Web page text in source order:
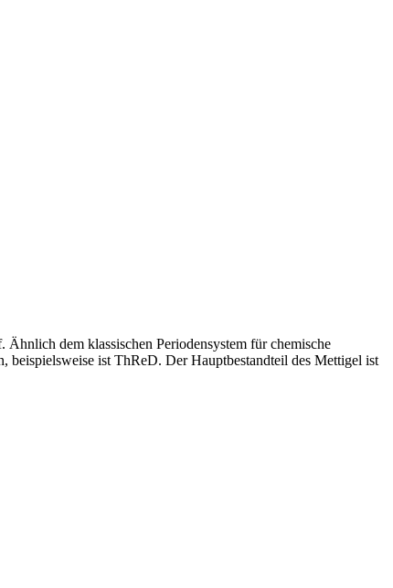
dem klassischen Periodensystem für chemische
beispielsweise ist ThReD. Der Hauptbestandteil des Mettigel ist